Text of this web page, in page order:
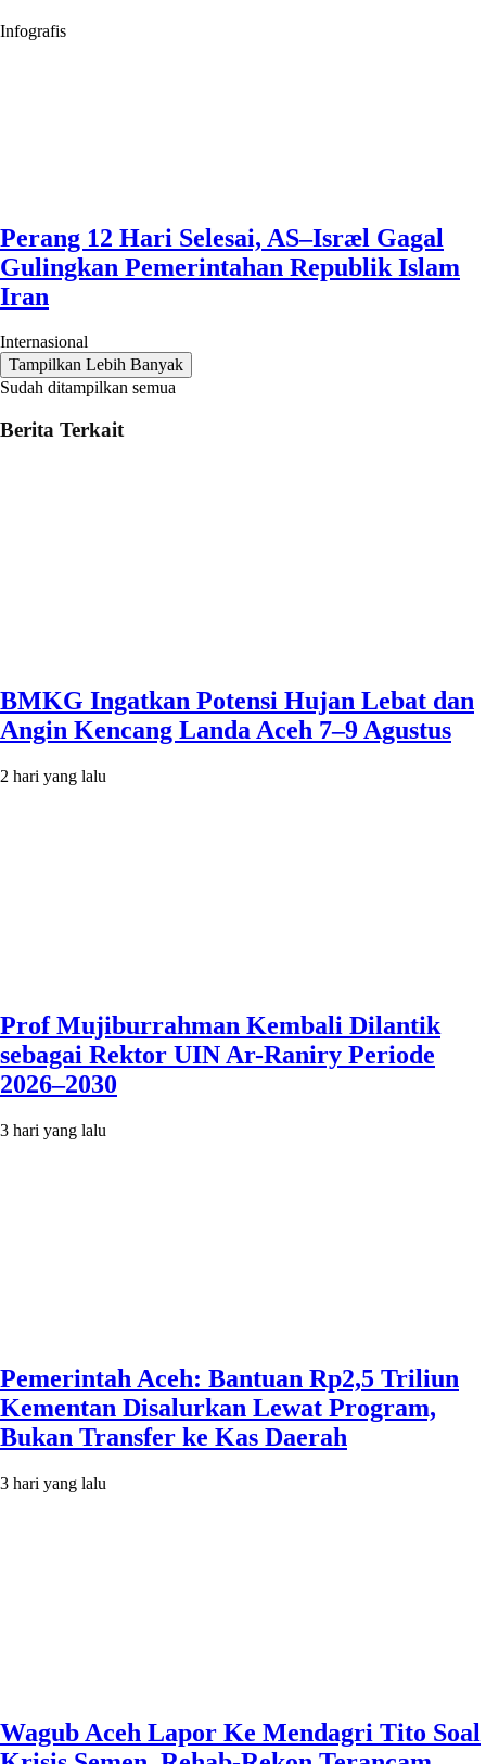
Infografis
Perang 12 Hari Selesai, AS–Isræl Gagal
Gulingkan Pemerintahan Republik Islam
Iran
Internasional
Tampilkan Lebih Banyak
Sudah ditampilkan semua
Berita Terkait
BMKG Ingatkan Potensi Hujan Lebat dan
Angin Kencang Landa Aceh 7–9 Agustus
2 hari yang lalu
Prof Mujiburrahman Kembali Dilantik
sebagai Rektor UIN Ar-Raniry Periode
2026–2030
3 hari yang lalu
Pemerintah Aceh: Bantuan Rp2,5 Triliun
Kementan Disalurkan Lewat Program,
Bukan Transfer ke Kas Daerah
3 hari yang lalu
Wagub Aceh Lapor Ke Mendagri Tito Soal